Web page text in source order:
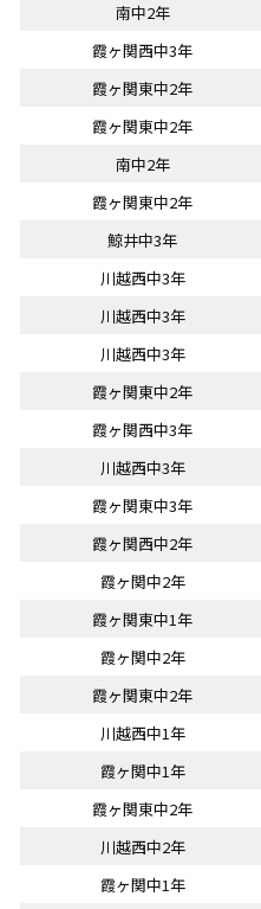
南中2年
霞ヶ関西中3年
霞ヶ関東中2年
霞ヶ関東中2年
南中2年
霞ヶ関東中2年
鯨井中3年
川越西中3年
川越西中3年
川越西中3年
霞ヶ関東中2年
霞ヶ関西中3年
川越西中3年
霞ヶ関東中3年
霞ヶ関西中2年
霞ヶ関中2年
霞ヶ関東中1年
霞ヶ関中2年
霞ヶ関東中2年
川越西中1年
霞ヶ関中1年
霞ヶ関東中2年
川越西中2年
霞ヶ関中1年